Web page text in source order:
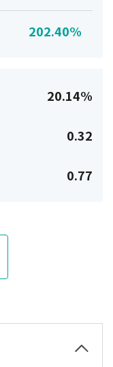
202.40%
20.14%
0.32
0.77